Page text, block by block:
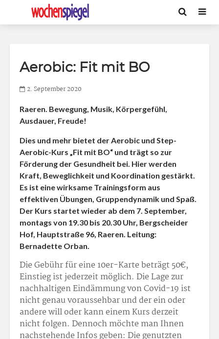
Aerobic: Fit mit BO
2. September 2020
Raeren. Bewegung, Musik, Körpergefühl,
Ausdauer, Freude!
Dies und mehr bietet der Aerobic und Step-
Aerobic-Kurs „Fit mit BO“ und trägt so zur
Förderung der Gesundheit bei. Hier werden
Kraft, Beweglichkeit und Koordination gestärkt.
Es ist eine wirksame Trainingsform aus
effektiven Übungen, Gruppendynamik und Spaß.
Der Kurs startet wieder ab dem 7. September,
montags von 19.30 bis 20.30 Uhr, Bergscheider
Hof, Hauptstraße 96, Raeren. Leitung:
Bernadette Orban.
Die Gebühr für eine 10er-Karte beträgt 50€,
Einstieg ist jederzeit möglich. Die Lage zur
nachhaltigen Eindämmung von Covid-19 ist
nicht genau voraussehbar und der ein oder
andere will oder kann einem Kurs derzeit
nicht folgen. Dennoch möchte man Ihnen
nachstehende Infos geben: Die genutzten